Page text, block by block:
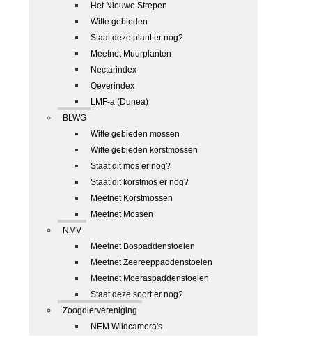
Het Nieuwe Strepen
Witte gebieden
Staat deze plant er nog?
Meetnet Muurplanten
Nectarindex
Oeverindex
LMF-a (Dunea)
BLWG
Witte gebieden mossen
Witte gebieden korstmossen
Staat dit mos er nog?
Staat dit korstmos er nog?
Meetnet Korstmossen
Meetnet Mossen
NMV
Meetnet Bospaddenstoelen
Meetnet Zeereeppaddenstoelen
Meetnet Moeraspaddenstoelen
Staat deze soort er nog?
Zoogdiervereniging
NEM Wildcamera's